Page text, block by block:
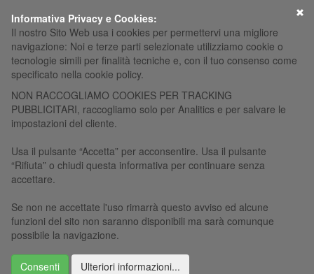
Informativa Privacy e Cookies:
Il nostro Sito Web usa i cookies per permettervi una migliore
navigazione: Noi e terze parti selezionate utilizziamo cookie o
tecnologie simili per finalità tecniche e, con il tuo consenso come
specificato nella cookie policy.
NON RACCOGLIAMO COOKIES PER TRACKING
PUBBLICITARI, raccogliamo solo per Analitics e per salvare le
impostazioni del cliente.
Usa il pulsante “Accetta” per acconsentire. Usa il pulsante
“Rifiuta” o chiudi questa informativa per continuare senza
accettare.
Se non ne accettate l'uso rimarrà questo avviso ed alcune
funzioni del sito non saranno disponibili ma sarà comunque
possibile la navigazione.
Consenti Ulteriori informazioni...
×